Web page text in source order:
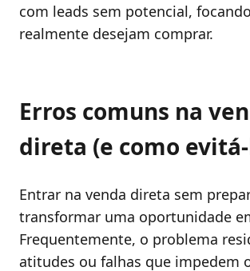
com leads sem potencial,
realmente desejam comprar.
Erros comuns na
direta (e como
Entrar na venda direta sem
transformar uma oportunidade
Frequentemente, o problema
atitudes ou falhas que impedem